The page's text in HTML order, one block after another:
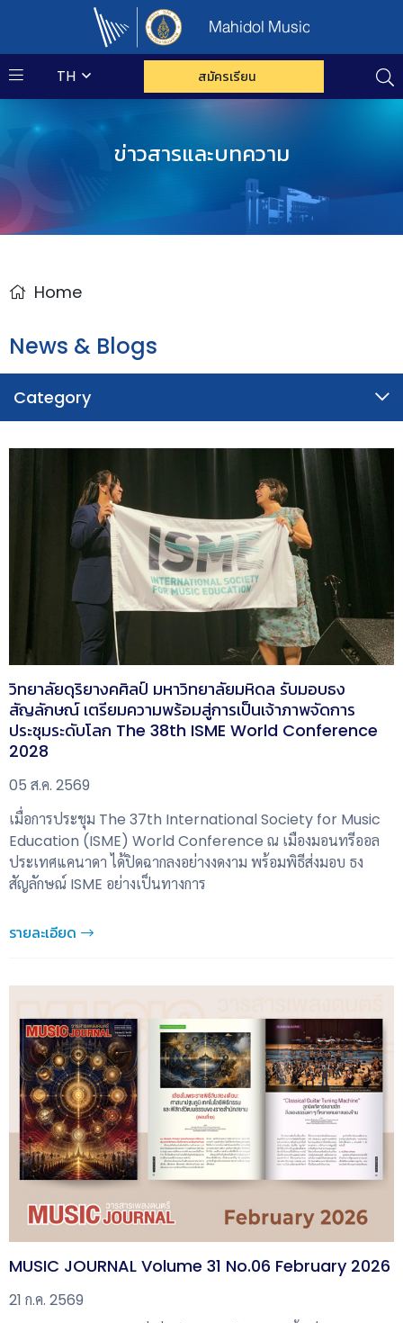
Mahidol Music
TH สมัครเรียน
ข่าวสารและบทความ
Home
News & Blogs
Category
วิทยาลัยดุริยางคศิลป์ มหาวิทยาลัยมหิดล รับมอบธง
สัญลักษณ์ เตรียมความพร้อมสู่การเป็นเจ้าภาพจัดการ
ประชุมระดับโลก The 38th ISME World Conference
2028
05 ส.ค. 2569
เมื่อการประชุม The 37th International Society for Music
Education (ISME) World Conference ณ เมืองมอนทรีออล
ประเทศแคนาดา ได้ปิดฉากลงอย่างงดงาม พร้อมพิธีส่งมอบ ธง
สัญลักษณ์ ISME อย่างเป็นทางการ
รายละเอียด
MUSIC JOURNAL Volume 31 No.06 February 2026
21 ก.ค. 2569